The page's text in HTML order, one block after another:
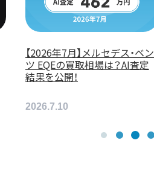
【2026年7月】メルセデス・ベン
ツ EQEの買取相場は？AI査定
結果を公開！
2026.7.10